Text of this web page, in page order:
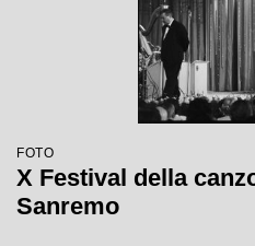
FOTO
X Festival della
Sanremo